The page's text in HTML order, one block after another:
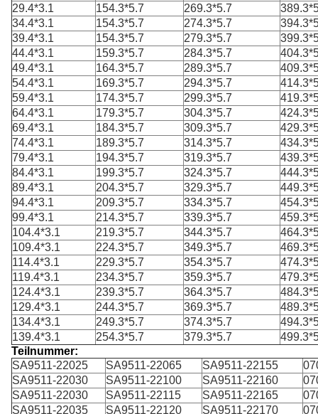
29.4*3.1
154.3*5.7 269.3*5.7
34.4*3.1
154.3*5.7 274.3*5.7
39.4*3.1
154.3*5.7 279.3*5.7
44.4*3.1
159.3*5.7 284.3*5.7
49.4*3.1
164.3*5.7 289.3*5.7
54.4*3.1
169.3*5.7 294.3*5.7
59.4*3.1
174.3*5.7 299.3*5.7
64.4*3.1
179.3*5.7 304.3*5.7
69.4*3.1
184.3*5.7 309.3*5.7
74.4*3.1
189.3*5.7 314.3*5.7
79.4*3.1
194.3*5.7 319.3*5.7
84.4*3.1
199.3*5.7 324.3*5.7
89.4*3.1
204.3*5.7 329.3*5.7
94.4*3.1
209.3*5.7 334.3*5.7
99.4*3.1
214.3*5.7 339.3*5.7
104.4*3.1
219.3*5.7 344.3*5.7
109.4*3.1
224.3*5.7 349.3*5.7
114.4*3.1
229.3*5.7 354.3*5.7
119.4*3.1
234.3*5.7 359.3*5.7
124.4*3.1
239.3*5.7 364.3*5.7
129.4*3.1
244.3*5.7 369.3*5.7
134.4*3.1
249.3*5.7 374.3*5.7
139.4*3.1
254.3*5.7 379.3*5.7
Teilnummer:
SA9511-22025
SA9511-22065 SA9511-22155
SA9511-22030
SA9511-22100 SA9511-22160
SA9511-22030
SA9511-22115 SA9511-22165
SA9511-22035
SA9511-22120 SA9511-22170